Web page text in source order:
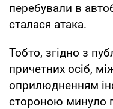
перебували в
сталася атака.
Тобто, згідно з
причетних осіб,
оприлюдненням
стороною минуло